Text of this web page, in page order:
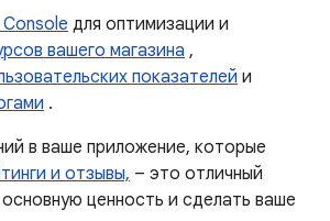
Console для оптимизации и
вашего магазина ,
показателей и
.
в ваше приложение, которые
и отзывы, – это отличный
ценность и сделать ваше